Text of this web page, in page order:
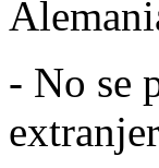
- No se